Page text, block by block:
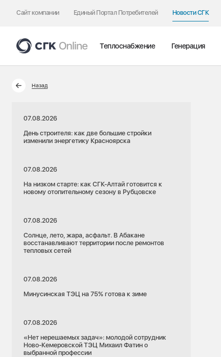
Сайт компании Единый Портал Потребителей Новости СГК
Теплоснабжение Генерация
Назад
07.08.2026
День строителя: как две большие стройки
изменили энергетику Красноярска
07.08.2026
На низком старте: как СГК-Алтай готовится к
новому отопительному сезону в Рубцовске
07.08.2026
Солнце, лето, жара, асфальт. В Абакане
восстанавливают территории после ремонтов
тепловых сетей
07.08.2026
Минусинская ТЭЦ на 75% готова к зиме
07.08.2026
«Нет нерешаемых задач»: молодой сотрудник
Ново-Кемеровской ТЭЦ Михаил Фатин о
выбранной профессии